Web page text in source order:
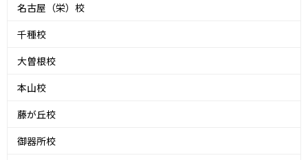
名古屋（栄）校
千種校
大曽根校
本山校
藤が丘校
御器所校